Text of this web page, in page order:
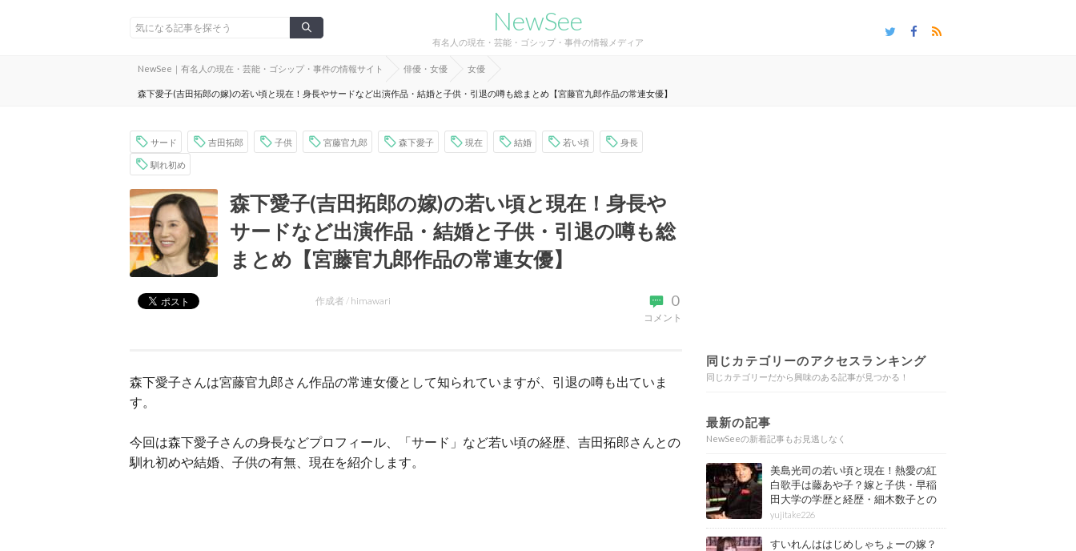
NewSee
有名人の現在・芸能・ゴシップ・事件の情報メディア
NewSee｜有名人の現在・芸能・ゴシップ・事件の情報サイト 俳優・女優 女優
森下愛子(吉田拓郎の嫁)の若い頃と現在！身長やサードなど出演作品・結婚と子供・引退の噂も総まとめ【宮藤官九郎作品の常連女優】
サード 吉田拓郎 子供 宮藤官九郎 森下愛子 現在 結婚 若い頃 身長
馴れ初め
森下愛子(吉田拓郎の嫁)の若い頃と現在！身長や
サードなど出演作品・結婚と子供・引退の噂も総
まとめ【宮藤官九郎作品の常連女優】
0
コメント
作成者 / himawari
森下愛子さんは宮藤官九郎さん作品の常連女優として知られていますが、引退の噂も出ていま
す。
今回は森下愛子さんの身長などプロフィール、「サード」など若い頃の経歴、吉田拓郎さんとの
馴れ初めや結婚、子供の有無、現在を紹介します。
同じカテゴリーのアクセスランキング
同じカテゴリーだから興味のある記事が見つかる！
最新の記事
NewSeeの新着記事もお見逃しなく
美島光司の若い頃と現在！熱愛の紅
白歌手は藤あや子？嫁と子供・早稲
田大学の学歴と経歴・細木数子との
確執もまとめ
yujitake226
すいれんははじめしゃちょーの嫁？